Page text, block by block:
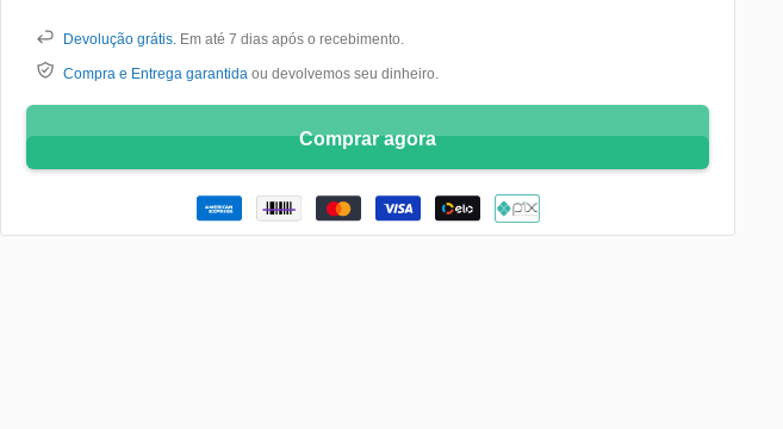
Devolução grátis. Em até 7 dias após o recebimento.
Compra e Entrega garantida ou devolvemos seu dinheiro.
Comprar agora